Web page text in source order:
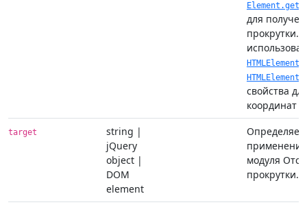
для
прокрутки.
свойства
координат
target
string |
jQuery
object |
DOM
element
Определяет
модуля
прокрутки.